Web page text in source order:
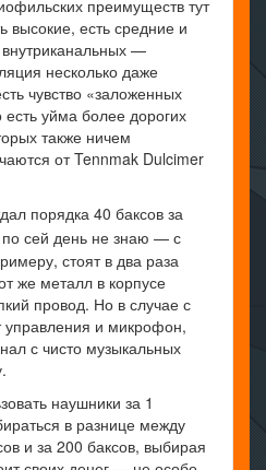
преимуществ тут
высокие, есть средние и
—
несколько даже
чувство «заложенных
уйма более дорогих
также ничем
от Tennmak Dulcimer
порядка 40 баксов за
сей день не знаю — с
стоят в два раза
же металл в корпусе
провод. Но в случае с
управления и микрофон,
с чисто музыкальных
наушники за 1
в разнице между
и за 200 баксов, выбирая